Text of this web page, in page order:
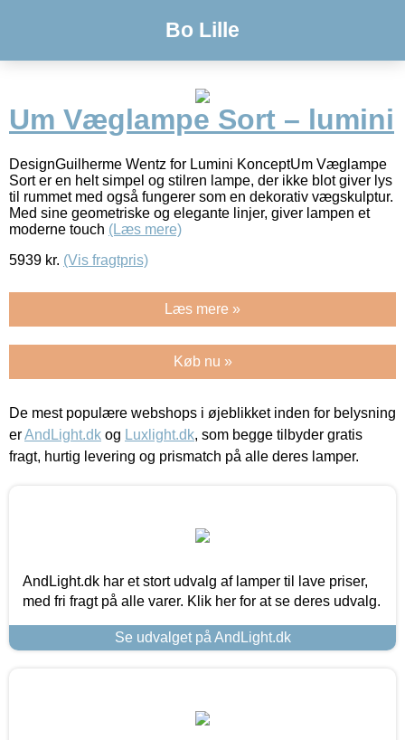
Bo Lille
Um Væglampe Sort – lumini
DesignGuilherme Wentz for Lumini KonceptUm Væglampe
Sort er en helt simpel og stilren lampe, der ikke blot giver lys
til rummet med også fungerer som en dekorativ vægskulptur.
Med sine geometriske og elegante linjer, giver lampen et
moderne touch (Læs mere)
5939 kr. (Vis fragtpris)
Læs mere »
Køb nu »
De mest populære webshops i øjeblikket inden for belysning
erAndLight.dk og Luxlight.dk, som begge tilbyder gratis
fragt, hurtig levering og prismatch på alle deres lamper.
AndLight.dk har et stort udvalg af lamper til lave priser,
med fri fragt på alle varer. Klik her for at se deres udvalg.
Se udvalget på AndLight.dk